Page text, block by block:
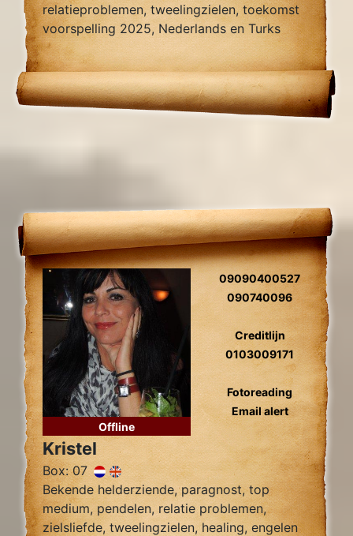
relatieproblemen, tweelingzielen, toekomst
voorspelling 2025, Nederlands en Turks
sprekend.
Offline
09090400527
090740096
Creditlijn
0103009171
Fotoreading
Email alert
Kristel
Box: 07
Bekende helderziende, paragnost, top
medium, pendelen, relatie problemen,
zielsliefde, tweelingzielen, healing, engelen